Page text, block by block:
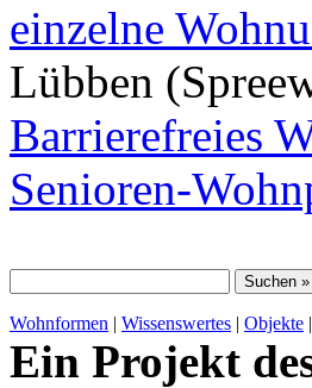
einzelne
Lübben
Barrierefreies
Senioren-
Wohnformen | Wissenswertes | Objekte |
Ein Projekt